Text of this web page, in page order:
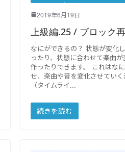
2019年6月19日
上級編.25 / ブロック
なにができるの？ 状態が変化
ったり、状態に合わせて楽曲
作ったりできます。 これはな
せ、楽曲や音を変化させてい
（タイムライ
続きを読む